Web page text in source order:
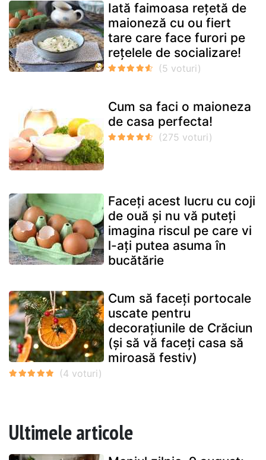
Iată faimoasa rețetă de
maioneză cu ou fiert
tare care face furori pe
rețelele de socializare!
Cum sa faci o maioneza
de casa perfecta!
Faceți acest lucru cu coji
de ouă și nu vă puteți
imagina riscul pe care vi
l-ați putea asuma în
bucătărie
Cum să faceți portocale
uscate pentru
decorațiunile de Crăciun
(și să vă faceți casa să
miroasă festiv)
Ultimele articole